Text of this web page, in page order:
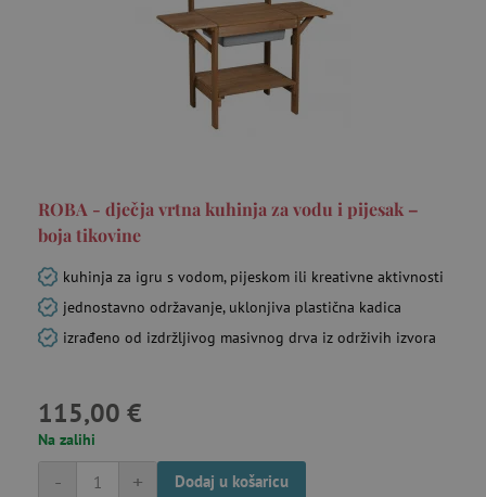
ROBA - dječja vrtna kuhinja za vodu i pijesak –
boja tikovine
kuhinja za igru s vodom, pijeskom ili kreativne aktivnosti
jednostavno održavanje, uklonjiva plastična kadica
izrađeno od izdržljivog masivnog drva iz održivih izvora
115,00 €
Na zalihi
+
- Dodaj u košaricu
.agatinsvijet.hr
FPLC